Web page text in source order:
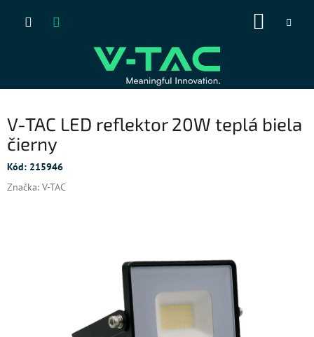
V-TAC LED reflektor 20W teplá biela
čierny
Kód: 215946
Značka: V-TAC